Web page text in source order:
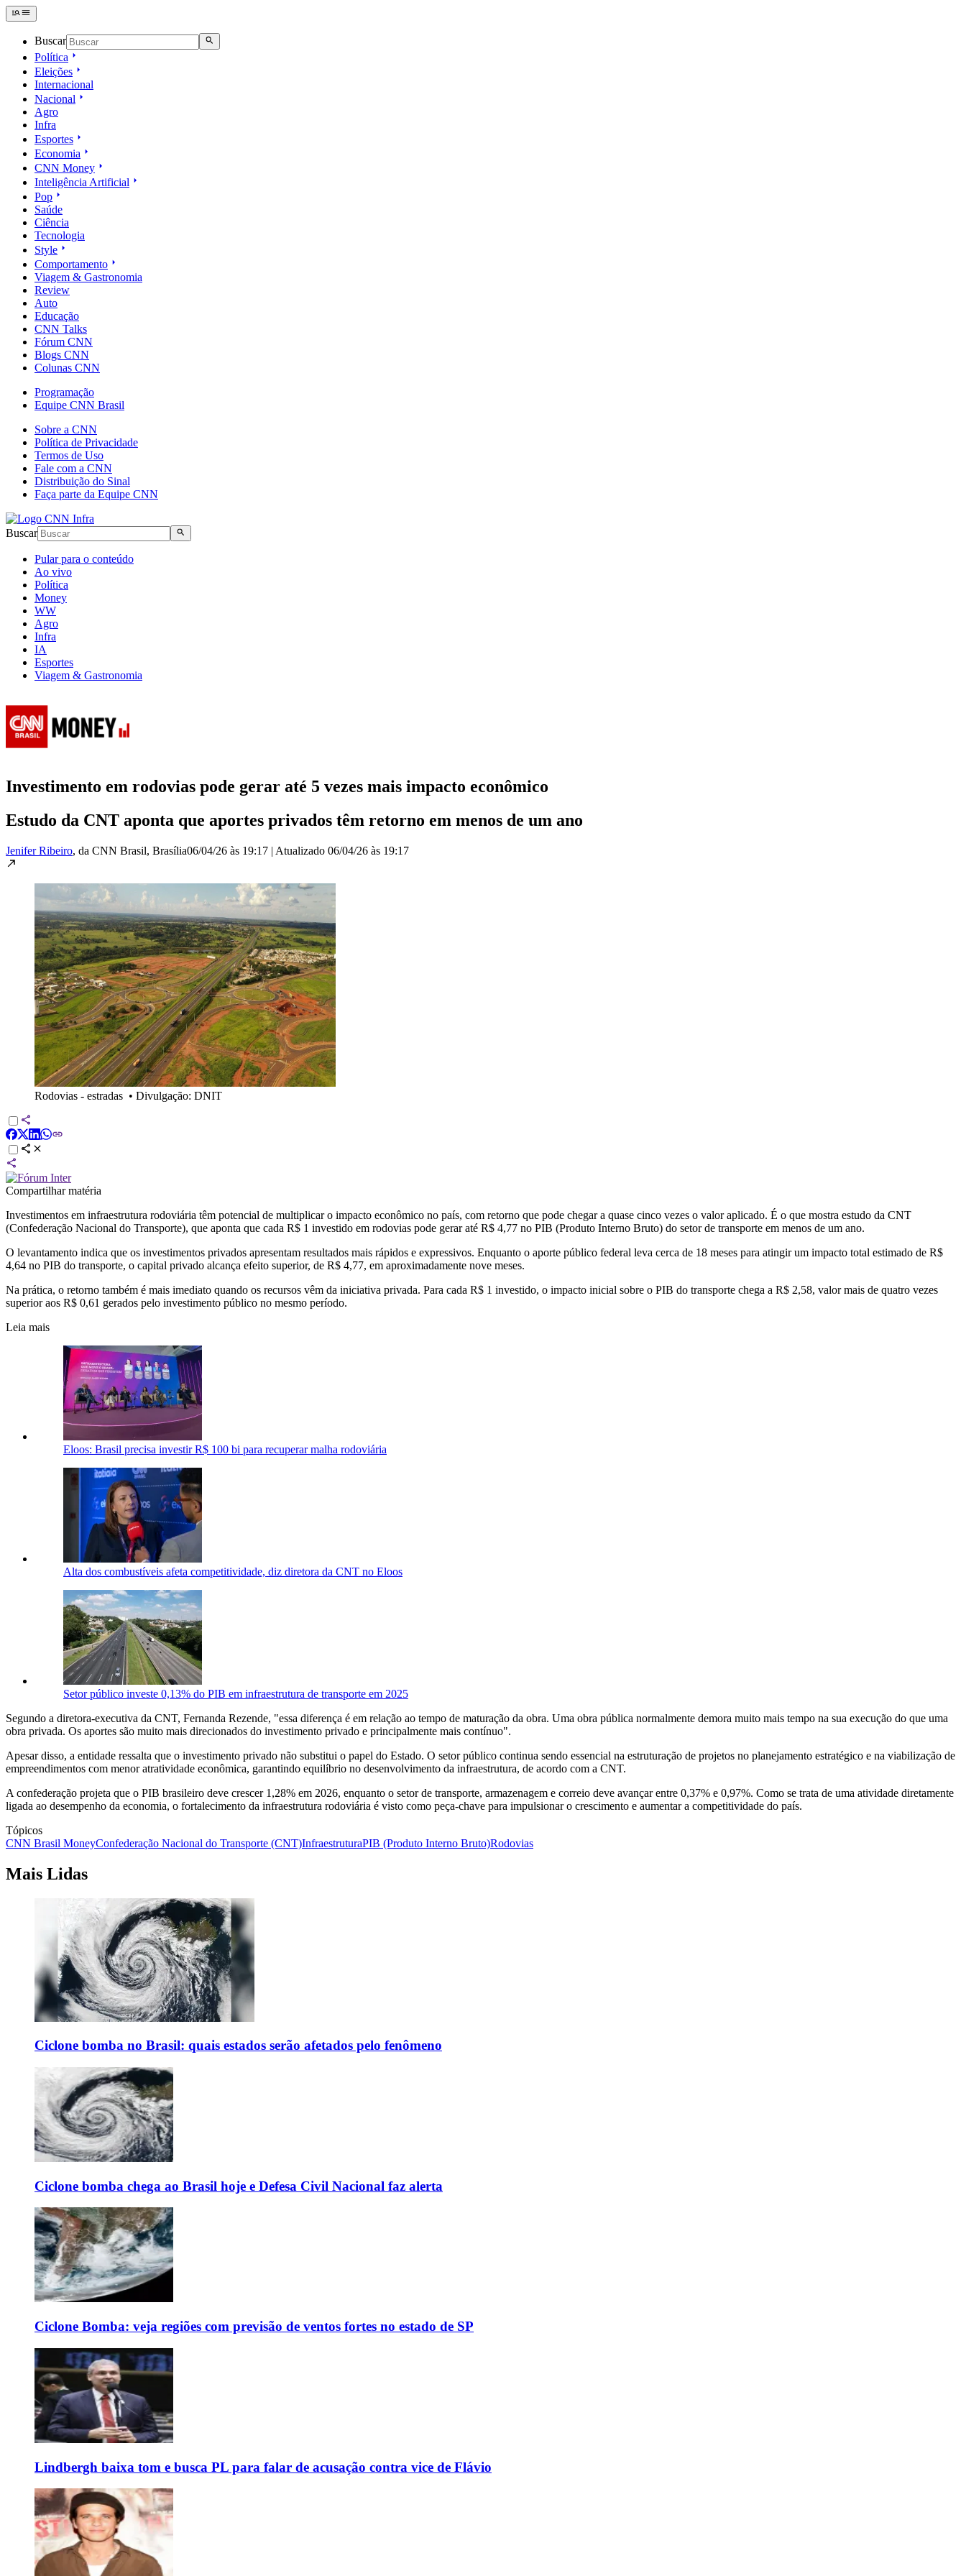
Buscar
Política
Eleições
Internacional
Nacional
Agro
Infra
Esportes
Economia
CNN Money
Inteligência Artificial
Pop
Saúde
Ciência
Tecnologia
Style
Comportamento
Viagem & Gastronomia
Review
Auto
Educação
CNN Talks
Fórum CNN
Blogs CNN
Colunas CNN
Programação
Equipe CNN Brasil
Sobre a CNN
Política de Privacidade
Termos de Uso
Fale com a CNN
Distribuição do Sinal
Faça parte da Equipe CNN
Buscar
Pular para o conteúdo
Ao vivo
Política
Money
WW
Agro
Infra
IA
Esportes
Viagem & Gastronomia
Investimento em rodovias pode gerar até 5 vezes mais impacto econômico
Estudo da CNT aponta que aportes privados têm retorno em menos de um ano
Jenifer Ribeiro, da CNN Brasil, Brasília06/04/26 às 19:17 | Atualizado 06/04/26 às 19:17
Rodovias - estradas • Divulgação: DNIT
Compartilhar matéria
Investimentos em infraestrutura rodoviária têm potencial de multiplicar o impacto econômico no país, com retorno que pode chegar a quase cinco vezes o valor aplicado. É o que mostra estudo da CNT
(Confederação Nacional do Transporte), que aponta que cada R$ 1 investido em rodovias pode gerar até R$ 4,77 no PIB (Produto Interno Bruto) do setor de transporte em menos de um ano.
O levantamento indica que os investimentos privados apresentam resultados mais rápidos e expressivos. Enquanto o aporte público federal leva cerca de 18 meses para atingir um impacto total estimado de R$
4,64 no PIB do transporte, o capital privado alcança efeito superior, de R$ 4,77, em aproximadamente nove meses.
Na prática, o retorno também é mais imediato quando os recursos vêm da iniciativa privada. Para cada R$ 1 investido, o impacto inicial sobre o PIB do transporte chega a R$ 2,58, valor mais de quatro vezes
superior aos R$ 0,61 gerados pelo investimento público no mesmo período.
Leia mais
Eloos: Brasil precisa investir R$ 100 bi para recuperar malha rodoviária
Alta dos combustíveis afeta competitividade, diz diretora da CNT no Eloos
Setor público investe 0,13% do PIB em infraestrutura de transporte em 2025
Segundo a diretora-executiva da CNT, Fernanda Rezende, "essa diferença é em relação ao tempo de maturação da obra. Uma obra pública normalmente demora muito mais tempo na sua execução do que uma
obra privada. Os aportes são muito mais direcionados do investimento privado e principalmente mais contínuo".
Apesar disso, a entidade ressalta que o investimento privado não substitui o papel do Estado. O setor público continua sendo essencial na estruturação de projetos no planejamento estratégico e na viabilização de
empreendimentos com menor atratividade econômica, garantindo equilíbrio no desenvolvimento da infraestrutura, de acordo com a CNT.
A confederação projeta que o PIB brasileiro deve crescer 1,28% em 2026, enquanto o setor de transporte, armazenagem e correio deve avançar entre 0,37% e 0,97%. Como se trata de uma atividade diretamente
ligada ao desempenho da economia, o fortalecimento da infraestrutura rodoviária é visto como peça-chave para impulsionar o crescimento e aumentar a competitividade do país.
Tópicos
CNN Brasil MoneyConfederação Nacional do Transporte (CNT)InfraestruturaPIB (Produto Interno Bruto)Rodovias
Mais Lidas
Ciclone bomba no Brasil: quais estados serão afetados pelo fenômeno
Ciclone bomba chega ao Brasil hoje e Defesa Civil Nacional faz alerta
Ciclone Bomba: veja regiões com previsão de ventos fortes no estado de SP
Lindbergh baixa tom e busca PL para falar de acusação contra vice de Flávio